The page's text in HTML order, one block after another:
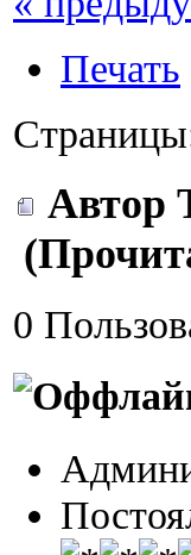
Печать
Автор
0